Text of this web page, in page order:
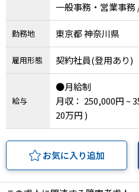
一般事務・営業事務
勤務地 東京都 神奈川県
雇用形態 契約社員(登用あり)
給与
●月給制
月収： 250,000円 ~
20万円 )
お気に入り追加